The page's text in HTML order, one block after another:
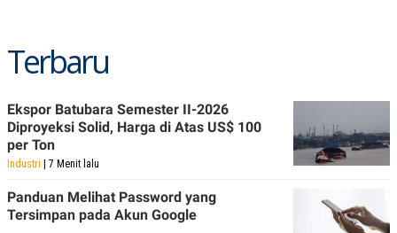
Terbaru
Ekspor Batubara Semester II-2026
Diproyeksi Solid, Harga di Atas US$ 100
per Ton
Industri | 7 Menit lalu
Panduan Melihat Password yang
Tersimpan pada Akun Google